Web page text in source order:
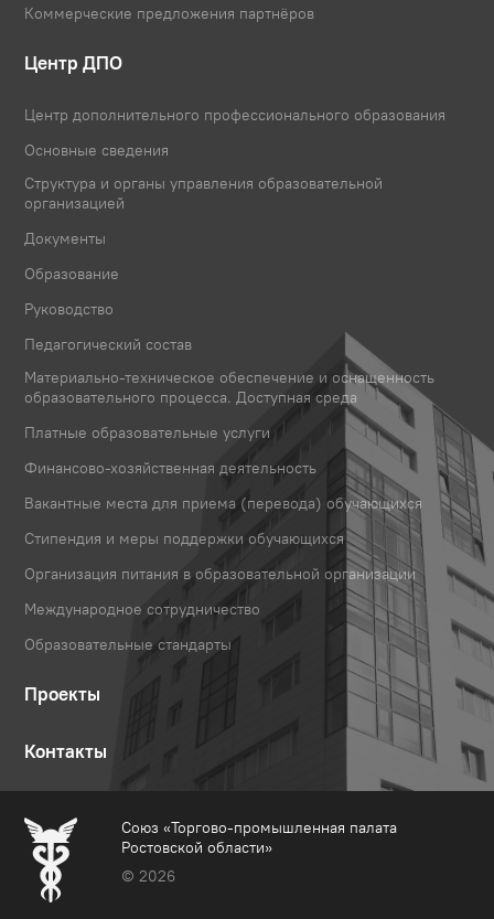
Коммерческие предложения партнёров
Центр ДПО
Центр дополнительного профессионального образования
Основные сведения
Структура и органы управления образовательной
организацией
Документы
Образование
Руководство
Педагогический состав
Материально-техническое обеспечение и оснащенность
образовательного процесса. Доступная среда
Платные образовательные услуги
Финансово-хозяйственная деятельность
Вакантные места для приема (перевода) обучающихся
Стипендия и меры поддержки обучающихся
Организация питания в образовательной организации
Международное сотрудничество
Образовательные стандарты
Проекты
Контакты
Союз «Торгово-промышленная палата
Ростовской области»
© 2026